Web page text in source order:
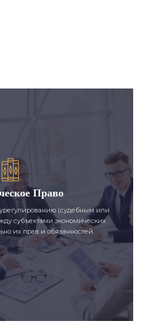
Право
(судебным или
субъектами экономических
их прав и обязанностей.